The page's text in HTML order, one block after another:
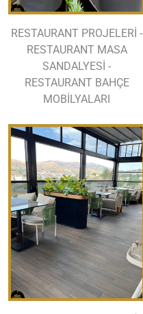
RESTAURANT PROJELERİ -
RESTAURANT MASA
SANDALYESİ -
RESTAURANT BAHÇE
MOBİLYALARI